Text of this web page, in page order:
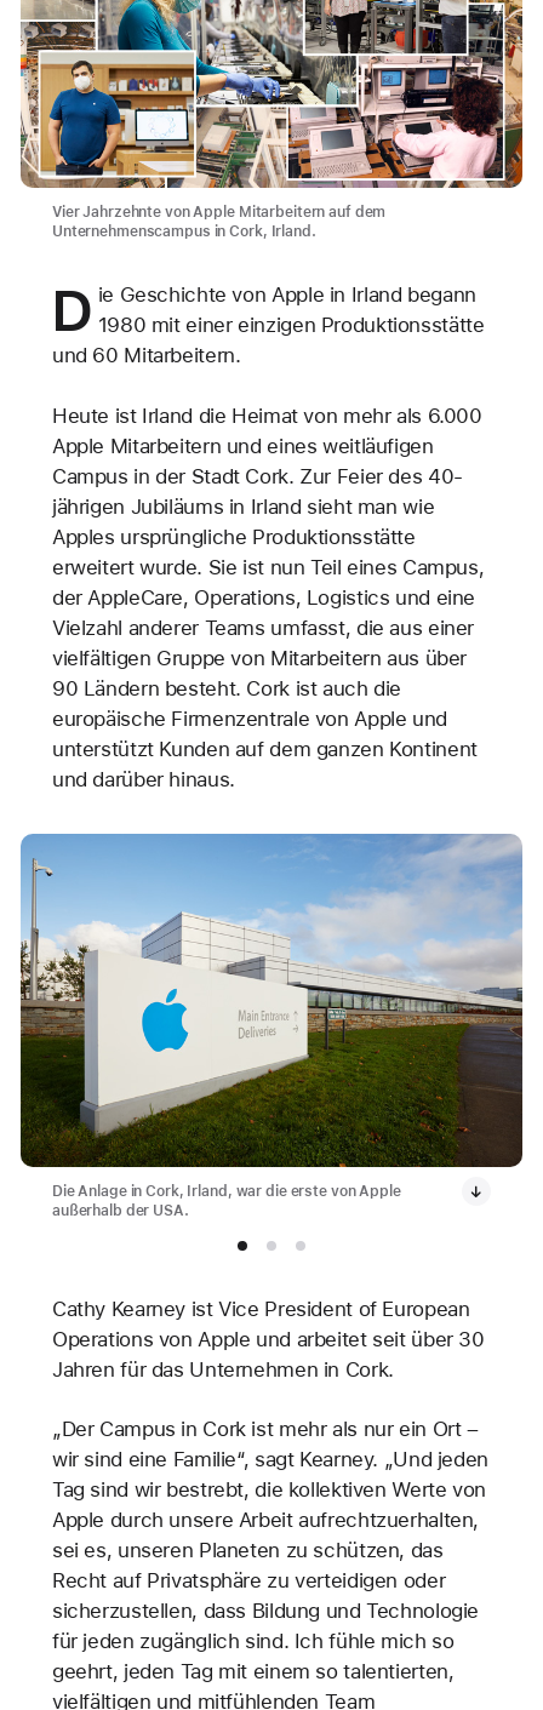
Vier Jahrzehnte von Apple Mitarbeitern auf dem
Unternehmenscampus in Cork, Irland.
D ie Geschichte von Apple in Irland begann
1980 mit einer einzigen Produktionsstätte
und 60 Mitarbeitern.
Heute ist Irland die Heimat von mehr als 6.000
Apple Mitarbeitern und eines weitläufigen
Campus in der Stadt Cork. Zur Feier des 40-
jährigen Jubiläums in Irland sieht man wie
Apples ursprüngliche Produktionsstätte
erweitert wurde. Sie ist nun Teil eines Campus,
der AppleCare, Operations, Logistics und eine
Vielzahl anderer Teams umfasst, die aus einer
vielfältigen Gruppe von Mitarbeitern aus über
90 Ländern besteht. Cork ist auch die
europäische Firmenzentrale von Apple und
unterstützt Kunden auf dem ganzen Kontinent
und darüber hinaus.
Die Anlage in Cork, Irland, war die erste von Apple
außerhalb der USA.
Cathy Kearney ist Vice President of European
Operations von Apple und arbeitet seit über 30
Jahren für das Unternehmen in Cork.
„Der Campus in Cork ist mehr als nur ein Ort –
wir sind eine Familie“, sagt Kearney. „Und jeden
Tag sind wir bestrebt, die kollektiven Werte von
Apple durch unsere Arbeit aufrechtzuerhalten,
sei es, unseren Planeten zu schützen, das
Recht auf Privatsphäre zu verteidigen oder
sicherzustellen, dass Bildung und Technologie
für jeden zugänglich sind. Ich fühle mich so
geehrt, jeden Tag mit einem so talentierten,
vielfältigen und mitfühlenden Team